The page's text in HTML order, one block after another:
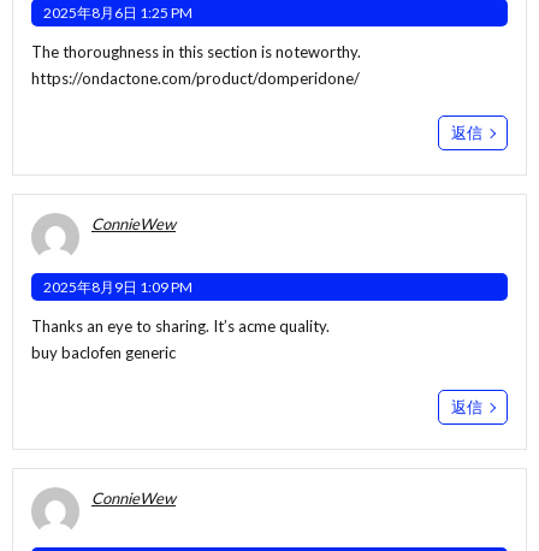
2025年8月6日 1:25 PM
The thoroughness in this section is noteworthy.
https://ondactone.com/product/domperidone/
返信
ConnieWew
2025年8月9日 1:09 PM
Thanks an eye to sharing. It’s acme quality.
buy baclofen generic
返信
ConnieWew